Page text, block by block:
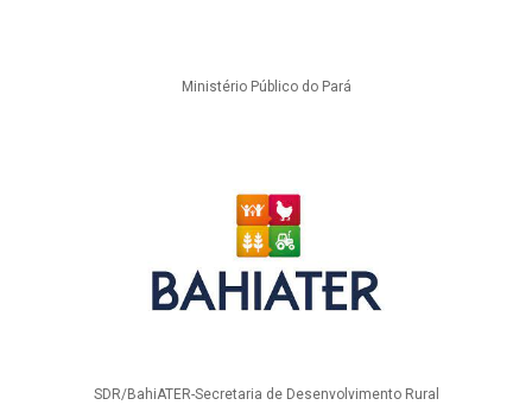
Ministério Público do Pará
SDR/BahiATER-Secretaria de Desenvolvimento Rural